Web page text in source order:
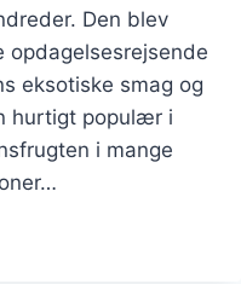
Den blev
eksotiske smag og
hurtigt populær i
i mange